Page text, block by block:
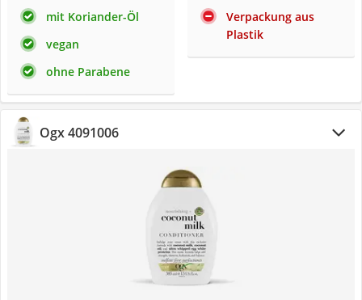
mit Koriander-Öl
vegan
ohne Parabene
Verpackung aus
Plastik
Ogx 4091006